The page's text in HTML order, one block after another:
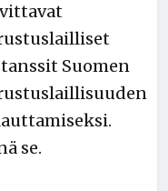
Suomen
se.